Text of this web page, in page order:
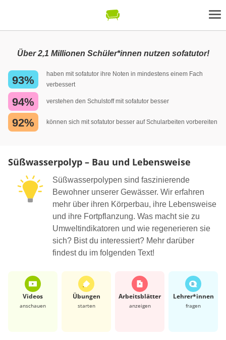
Über 2,1 Millionen Schüler*innen nutzen sofatutor!
93%
haben mit sofatutor ihre Noten in mindestens einem Fach
verbessert
94% verstehen den Schulstoff mit sofatutor besser
92% können sich mit sofatutor besser auf Schularbeiten vorbereiten
Süßwasserpolyp – Bau und Lebensweise
Süßwasserpolypen sind faszinierende
Bewohner unserer Gewässer. Wir erfahren
mehr über ihren Körperbau, ihre Lebensweise
und ihre Fortpflanzung. Was macht sie zu
Umweltindikatoren und wie regenerieren sie
sich? Bist du interessiert? Mehr darüber
findest du im folgenden Text!
Videos
anschauen
Übungen
starten
Arbeits­blätter
anzeigen
Lehrer*​innen
fragen